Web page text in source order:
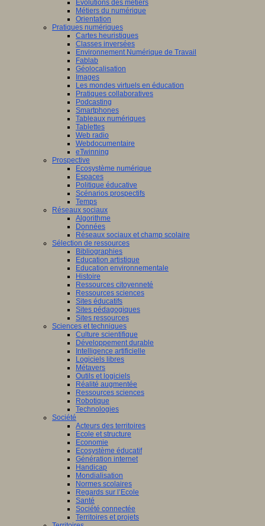
Evolutions des métiers
Métiers du numérique
Orientation
Pratiques numériques
Cartes heuristiques
Classes inversées
Environnement Numérique de Travail
Fablab
Géolocalisation
Images
Les mondes virtuels en éducation
Pratiques collaboratives
Podcasting
Smartphones
Tableaux numériques
Tablettes
Web radio
Webdocumentaire
eTwinning
Prospective
Ecosystème numérique
Espaces
Politique éducative
Scénarios prospectifs
Temps
Réseaux sociaux
Algorithme
Données
Réseaux sociaux et champ scolaire
Sélection de ressources
Bibliographies
Education artistique
Education environnementale
Histoire
Ressources citoyenneté
Ressources sciences
Sites éducatifs
Sites pédagogiques
Sites ressources
Sciences et techniques
Culture scientifique
Développement durable
Intelligence artificielle
Logiciels libres
Métavers
Outils et logiciels
Réalité augmentée
Ressources sciences
Robotique
Technologies
Société
Acteurs des territoires
Ecole et structure
Economie
Ecosystème éducatif
Génération internet
Handicap
Mondialisation
Normes scolaires
Regards sur l’Ecole
Santé
Société connectée
Territoires et projets